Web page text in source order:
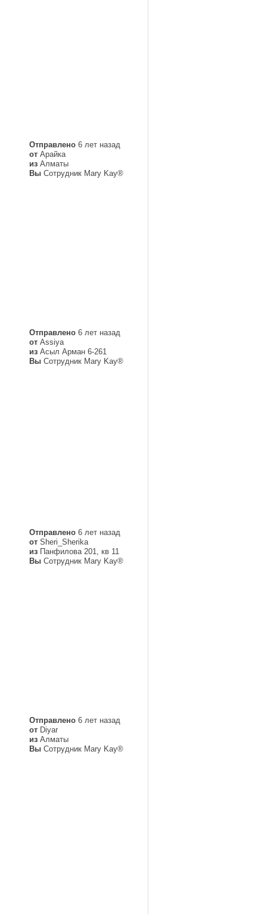
Отправлено 6 лет назад
от Арайка
из Алматы
Вы Сотрудник Mary Kay®
Отправлено 6 лет назад
от Assiya
из Асыл Арман 6-261
Вы Сотрудник Mary Kay®
Отправлено 6 лет назад
от Sheri_Sherika
из Панфилова 201, кв 11
Вы Сотрудник Mary Kay®
Отправлено 6 лет назад
от Diyar
из Алматы
Вы Сотрудник Mary Kay®